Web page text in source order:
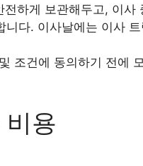
하게 보관해두고, 이사
다. 이사날에는 이사
조건에 동의하기 전에
용